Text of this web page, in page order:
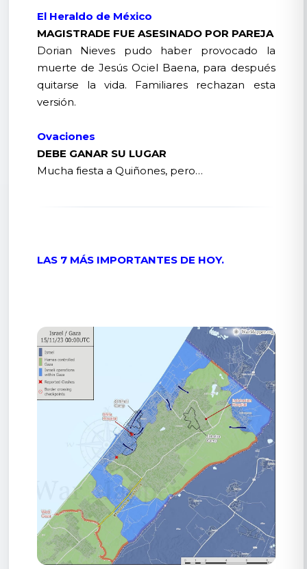
El Heraldo de México
MAGISTRADE FUE ASESINADO POR PAREJA
Dorian Nieves pudo haber provocado la
muerte de Jesús Ociel Baena, para después
quitarse la vida. Familiares rechazan esta
versión.
Ovaciones
DEBE GANAR SU LUGAR
Mucha fiesta a Quiñones, pero…
LAS 7 MÁS IMPORTANTES DE HOY.